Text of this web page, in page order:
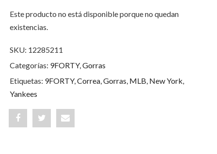
Este producto no está disponible porque no quedan
existencias.
SKU: 12285211
Categorías: 9FORTY,Gorras
Etiquetas: 9FORTY,Correa,Gorras, MLB, New York,
Yankees
Share Post Share